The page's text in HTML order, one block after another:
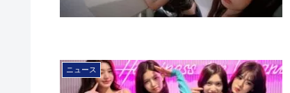
ニュース